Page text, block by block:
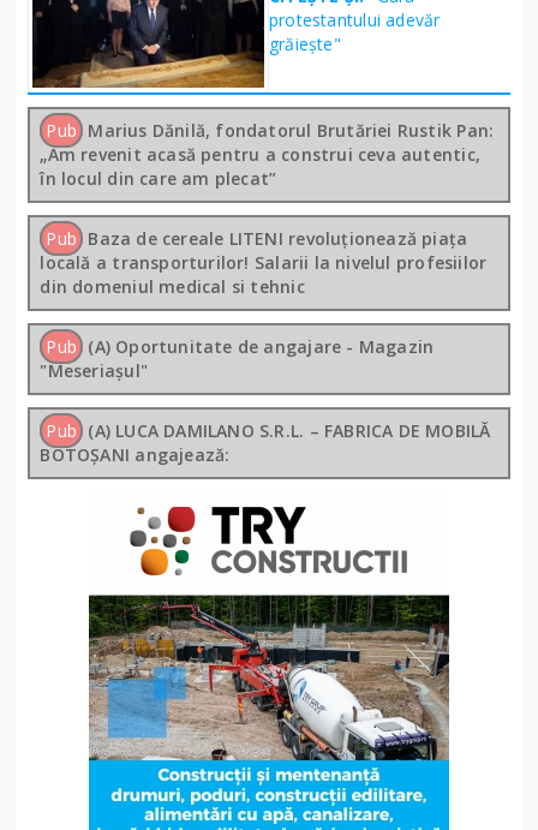
protestantului adevăr
grăiește"
Pub Marius Dănilă, fondatorul Brutăriei Rustik Pan:
„Am revenit acasă pentru a construi ceva autentic,
în locul din care am plecat”
Pub Baza de cereale LITENI revoluționează piața
locală a transporturilor! Salarii la nivelul profesiilor
din domeniul medical si tehnic
Pub (A) Oportunitate de angajare - Magazin
"Meseriașul"
Pub (A) LUCA DAMILANO S.R.L. – FABRICA DE MOBILĂ
BOTOȘANI angajează: